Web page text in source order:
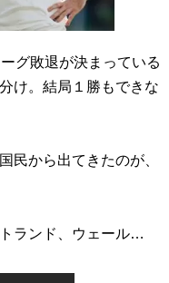
グ敗退が決まっている
け。結局１勝もできな
民から出てきたのが、
ランド、ウェール…